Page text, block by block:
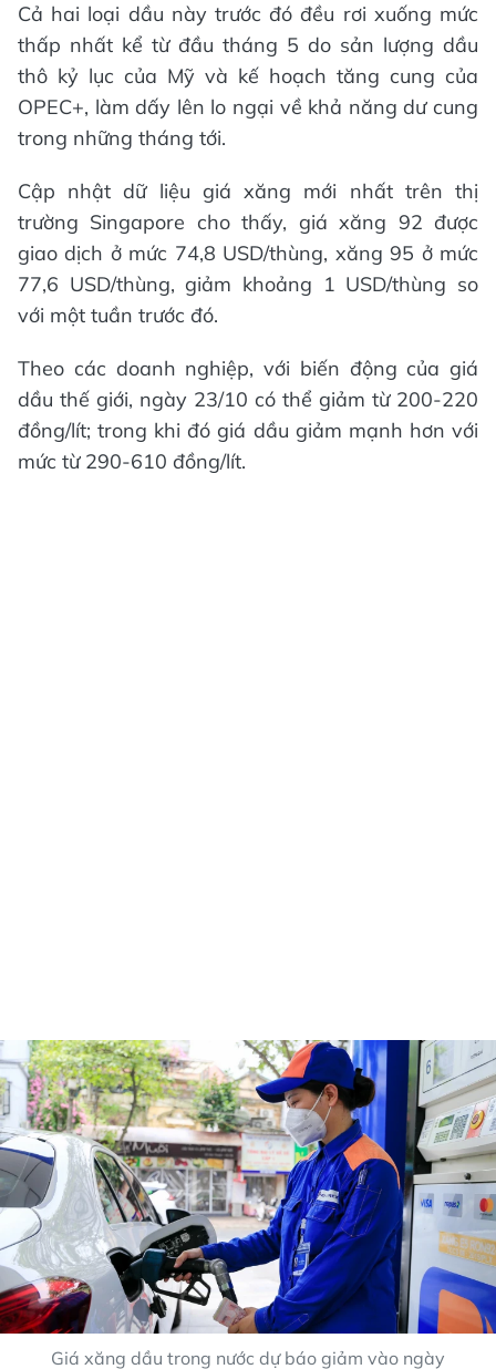
Cả hai loại dầu này trước đó đều rơi xuống mức
thấp nhất kể từ đầu tháng 5 do sản lượng dầu
thô kỷ lục của Mỹ và kế hoạch tăng cung của
OPEC+, làm dấy lên lo ngại về khả năng dư cung
trong những tháng tới.
Cập nhật dữ liệu giá xăng mới nhất trên thị
trường Singapore cho thấy, giá xăng 92 được
giao dịch ở mức 74,8 USD/thùng, xăng 95 ở mức
77,6 USD/thùng, giảm khoảng 1 USD/thùng so
với một tuần trước đó.
Theo các doanh nghiệp, với biến động của giá
dầu thế giới, ngày 23/10 có thể giảm từ 200-220
đồng/lít; trong khi đó giá dầu giảm mạnh hơn với
mức từ 290-610 đồng/lít.
Giá xăng dầu trong nước dự báo giảm vào ngày